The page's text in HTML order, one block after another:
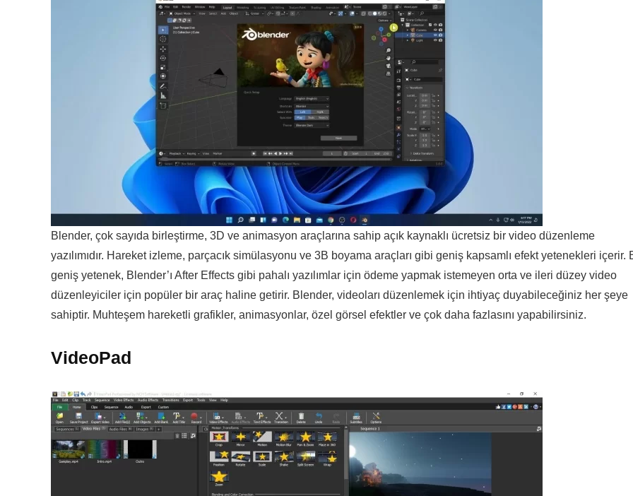
Blender, çok sayıda birleştirme, 3D ve animasyon araçlarına sahip açık kaynaklı ücretsiz bir video düzenleme
yazılımıdır. Hareket izleme, parçacık simülasyonu ve 3B boyama araçları gibi geniş kapsamlı efekt yetenekleri içerir.
geniş yetenek, Blender’ı After Effects gibi pahalı yazılımlar için ödeme yapmak istemeyen orta ve ileri düzey video
düzenleyiciler için popüler bir araç haline getirir. Blender, videoları düzenlemek için ihtiyaç duyabileceğiniz her şeye
sahiptir. Muhteşem hareketli grafikler, animasyonlar, özel görsel efektler ve çok daha fazlasını yapabilirsiniz.
VideoPad